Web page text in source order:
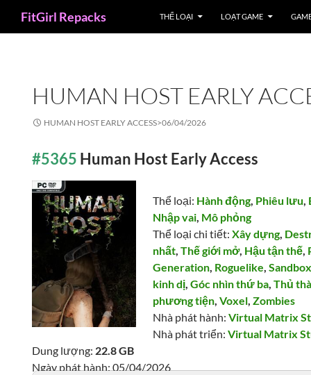
FitGirl Repacks THỂ LOẠI LOẠT GAME
HUMAN HOST EARLY
HUMAN HOST EARLY ACCESS>06/04/2026
#5365 Human Host Early Access
Thể loại: Hành động, Phiêu lưu,
Nhập vai, Mô phỏng
Thể loại chi tiết:Xây dựng,
nhất,Thế giới mở, Hậu tận thế,
Generation, Roguelike,
kinh dị,Góc nhìn thứ ba,Thủ
phương tiện,Voxel,Zombies
Nhà phát hành:Virtual Matrix
Nhà phát triển:Virtual Matrix
Dung lượng: 22.8 GB
Ngày phát hành: 05/04/2026